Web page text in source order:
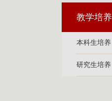
教学培养
本科生培养
研究生培养